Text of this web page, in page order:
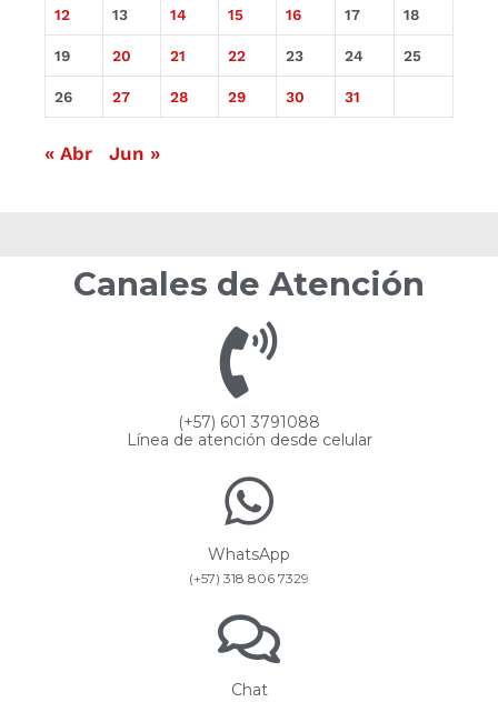
12 13 14 15 16 17 18
19 20 21 22 23 24 25
26 27 28 29 30 31
« Abr Jun »
Canales de Atención
(+57) 601 3791088
Línea de atención desde celular
WhatsApp
(+57) 318 806 7329
Chat